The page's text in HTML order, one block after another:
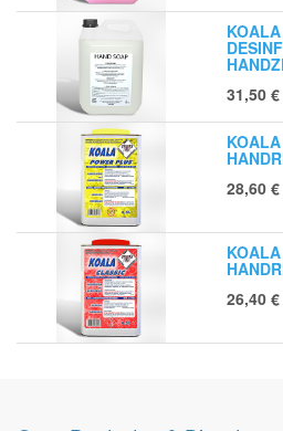
31,50 €
28,60 €
26,40 €